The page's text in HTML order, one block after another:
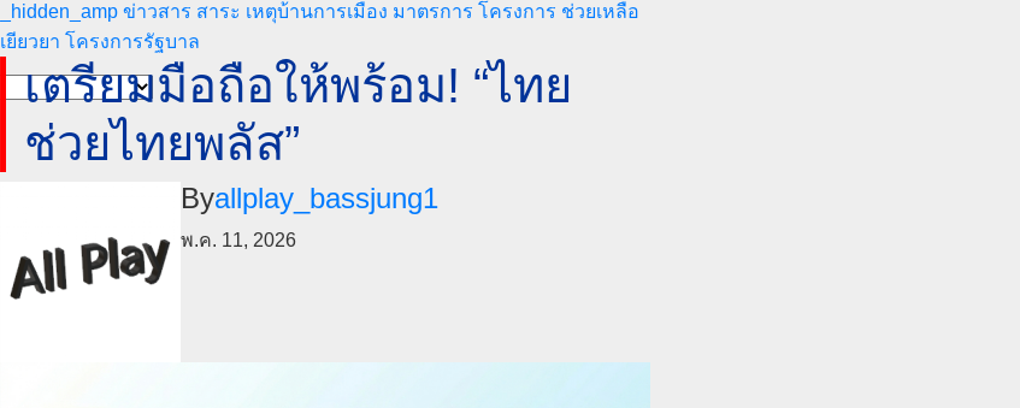
_hidden_amp ข่าวสาร สาระ เหตุบ้านการเมือง มาตรการ โครงการ ช่วยเหลือ
เยียวยา โครงการรัฐบาล
เตรียมมือถือให้พร้อม! “ไทย
ช่วยไทยพลัส”
Byallplay_bassjung1
พ.ค. 11, 2026